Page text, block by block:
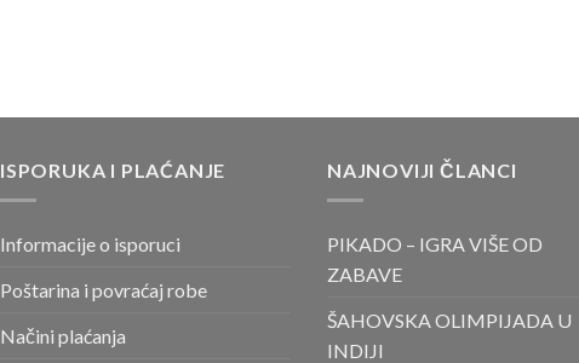
ISPORUKA I PLAĆANJE
Informacije o isporuci
Poštarina i povraćaj robe
Načini plaćanja
NAJNOVIJI ČLANCI
PIKADO – IGRA VIŠE OD
ZABAVE
ŠAHOVSKA OLIMPIJADA U
INDIJI